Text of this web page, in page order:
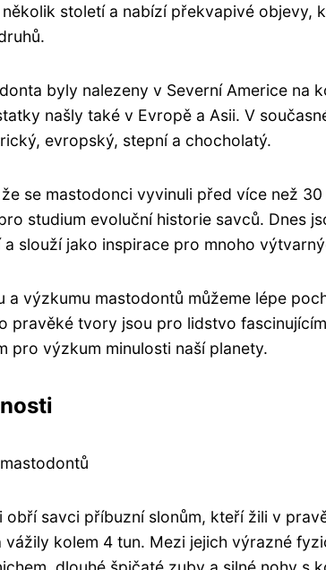
století a nabízí překvapivé objevy,
byly nalezeny v Severní Americe na
našly také v Evropě a Asii. V
evropský, stepní a chocholatý.
se mastodonci vyvinuli před více než
studium evoluční historie savců. Dnes
slouží jako inspirace pro mnoho
a výzkumu mastodontů můžeme lépe
pravěké tvory jsou pro lidstvo
pro výzkum minulosti naší planety.
savci příbuzní slonům, kteří žili v
vážily kolem 4 tun. Mezi jejich výrazné